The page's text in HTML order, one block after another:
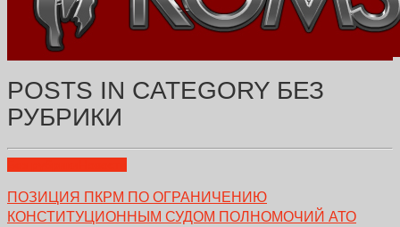
POSTS IN CATEGORY БЕЗ
РУБРИКИ
ПОЗИЦИЯ ПКРМ ПО ОГРАНИЧЕНИЮ
КОНСТИТУЦИОННЫМ СУДОМ ПОЛНОМОЧИЙ АТО